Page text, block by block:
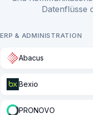
Datenflüsse
ERP & ADMINISTRATION
Abacus
Bexio
PRONOVO